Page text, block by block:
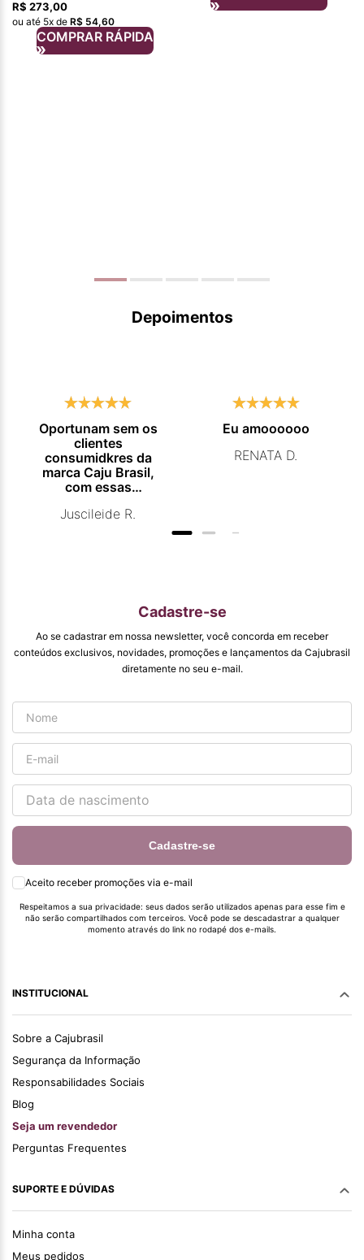
R$ 273,00
ou até 5x de R$ 54,60
COMPRAR RÁPIDA
Depoimentos
Oportunam sem os
clientes
consumidkres da
marca Caju Brasil,
com essas
promocionais de
qualidade que vcs
entregam. Parabéns
#
pormaiscampanhaspromorcionais.
Juscileide R.
Eu amoooooo
RENATA D.
Cadastre-se
Ao se cadastrar em nossa newsletter, você concorda em receber
conteúdos exclusivos, novidades, promoções e lançamentos da Cajubrasil
diretamente no seu e-mail.
Cadastre-se
Aceito receber promoções via e-mail
Respeitamos a sua privacidade: seus dados serão utilizados apenas para esse fim e
não serão compartilhados com terceiros. Você pode se descadastrar a qualquer
momento através do link no rodapé dos e-mails.
INSTITUCIONAL
Sobre a Cajubrasil
Segurança da Informação
Responsabilidades Sociais
Blog
Seja um revendedor
Perguntas Frequentes
SUPORTE E DÚVIDAS
Minha conta
Meus pedidos